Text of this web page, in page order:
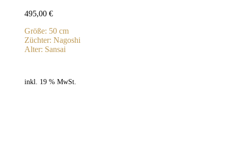
495,00 €
Größe: 50 cm
Züchter: Nagoshi
Alter: Sansai
inkl. 19 % MwSt.